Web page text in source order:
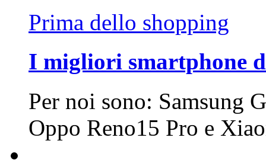
Prima dello shopping
I migliori smartphone
Per noi sono: Samsung
Oppo Reno15 Pro e